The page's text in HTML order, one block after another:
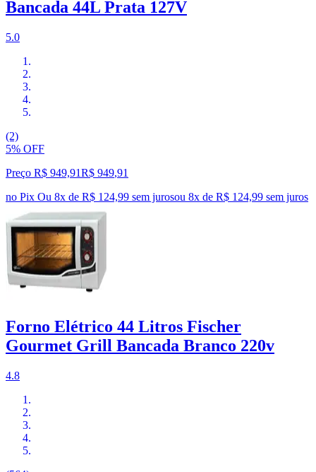
Bancada 44L Prata 127V
5.0
(2)
5% OFF
Preço R$ 949,91R$ 949,91
no Pix Ou 8x de R$ 124,99 sem jurosou 8x de R$ 124,99 sem juros
Forno Elétrico 44 Litros Fischer
Gourmet Grill Bancada Branco 220v
4.8